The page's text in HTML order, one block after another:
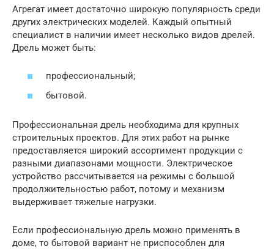
Агрегат имеет достаточно широкую популярность среди
других электрических моделей. Каждый опытный
специалист в наличии имеет несколько видов дрелей.
Дрель может быть:
профессиональный;
бытовой.
Профессиональная дрель необходима для крупных
строительных проектов. Для этих работ на рынке
предоставляется широкий ассортимент продукции с
разными диапазонами мощности. Электрическое
устройство рассчитывается на режимы с большой
продолжительностью работ, потому и механизм
выдерживает тяжелые нагрузки.
Если профессиональную дрель можно применять в
доме, то бытовой вариант не приспособлен для